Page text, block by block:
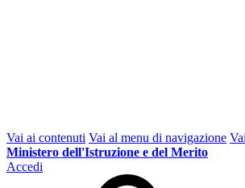
Vai ai contenuti Vai al menu di navigazione
Ministero dell'Istruzione e del Merito
Accedi